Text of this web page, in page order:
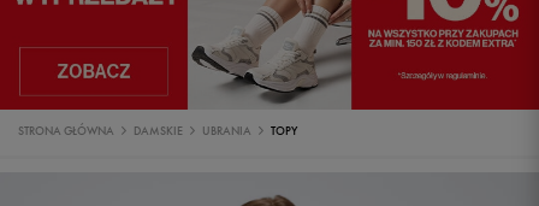
STRONA GŁÓWNA DAMSKIE UBRANIA TOPY